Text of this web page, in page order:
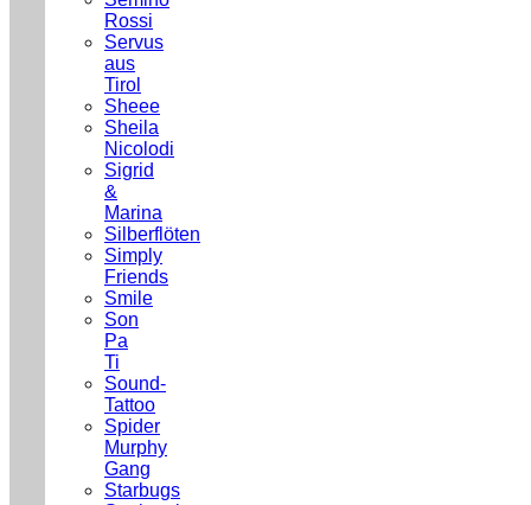
Rossi
Servus
aus
Tirol
Sheee
Sheila
Nicolodi
Sigrid
&
Marina
Silberflöten
Simply
Friends
Smile
Son
Pa
Ti
Sound-
Tattoo
Spider
Murphy
Gang
Starbugs